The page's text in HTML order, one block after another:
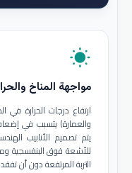
wb_sunny
مواجهة المناخ
ارتفاع درجات الحرارة
والعمارة) يتسبب في إضعاف
يتم تصميم الأنابيب
للأشعة فوق البنفسجية
التربة المرتفعة دون أن